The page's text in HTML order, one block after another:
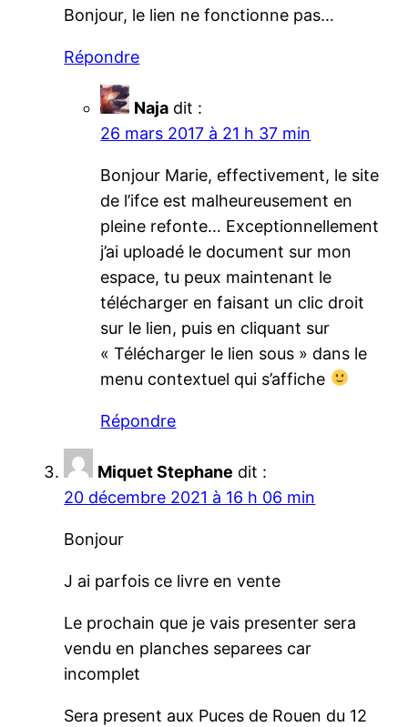
Bonjour, le lien ne fonctionne pas…
Répondre
Naja dit :
26 mars 2017 à 21 h 37 min
Bonjour Marie, effectivement, le site
de l’ifce est malheureusement en
pleine refonte… Exceptionnellement
j’ai uploadé le document sur mon
espace, tu peux maintenant le
télécharger en faisant un clic droit
sur le lien, puis en cliquant sur
« Télécharger le lien sous » dans le
menu contextuel qui s’affiche
Répondre
Miquet Stephane dit :
20 décembre 2021 à 16 h 06 min
Bonjour
J ai parfois ce livre en vente
Le prochain que je vais presenter sera
vendu en planches separees car
incomplet
Sera present aux Puces de Rouen du 12